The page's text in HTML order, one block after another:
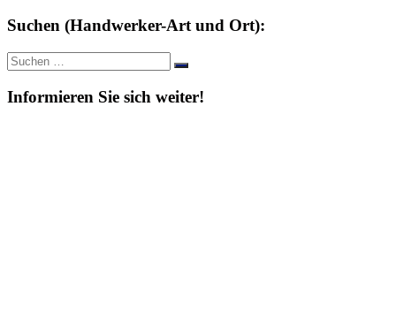
Suchen (Handwerker-Art und Ort):
Suche
nach:
Suchen
Informieren Sie sich weiter!